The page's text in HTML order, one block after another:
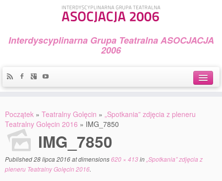
Interdyscyplinarna Grupa Teatralna ASOCJACJA
2006
Widowiska i spektakle
Teatralny Golęcin
Przystań Teatralna
Początek » Teatralny Golęcin » „Spotkania” zdjęcia z pleneru
Teatralny Golęcin 2016 » IMG_7850
IMG_7850
Published28 lipca 2016at dimensions620 × 413in „Spotkania” zdjęcia z
pleneru Teatralny Golęcin 2016.